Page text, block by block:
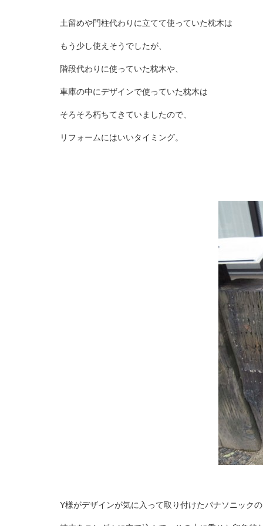
土留めや門柱代わりに立てて使っていた枕木は
もう少し使えそうでしたが、
階段代わりに使っていた枕木や、
車庫の中にデザインで使っていた枕木は
そろそろ朽ちてきていましたので、
リフォームにはいいタイミング。
Y様がデザインが気に入って取り付けたパナソニック